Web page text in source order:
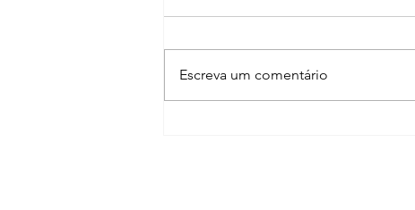
Escreva um comentário